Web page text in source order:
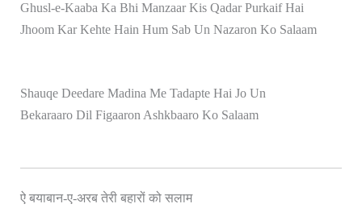
Ghusl-e-Kaaba Ka Bhi Manzaar Kis Qadar Purkaif Hai
Jhoom Kar Kehte Hain Hum Sab Un Nazaron Ko Salaam
Shauqe Deedare Madina Me Tadapte Hai Jo Un
Bekaraaro Dil Figaaron Ashkbaaro Ko Salaam
ऐ बयाबान-ए-अरब तेरी बहारों को सलाम